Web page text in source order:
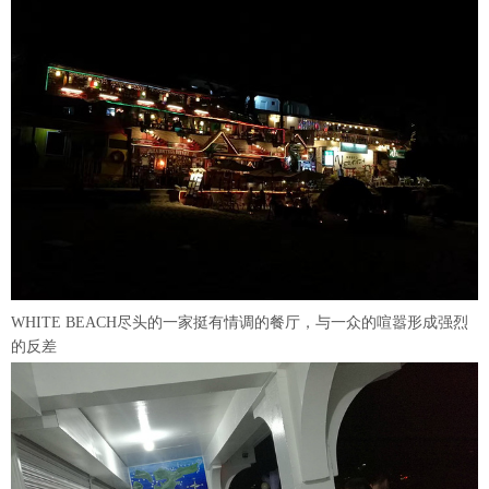
WHITE BEACH尽头的一家挺有情调的餐厅，与一众的喧嚣形成强烈
的反差